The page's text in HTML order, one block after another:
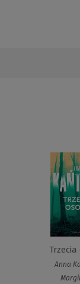
Anna